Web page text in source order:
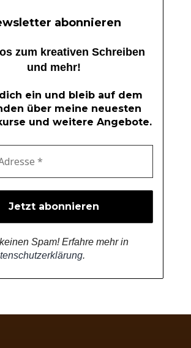
abonnieren
zum kreativen Schreiben
und mehr!
ein und bleib auf dem
über meine neuesten
und weitere Angebote.
Spam! Erfahre mehr in
.